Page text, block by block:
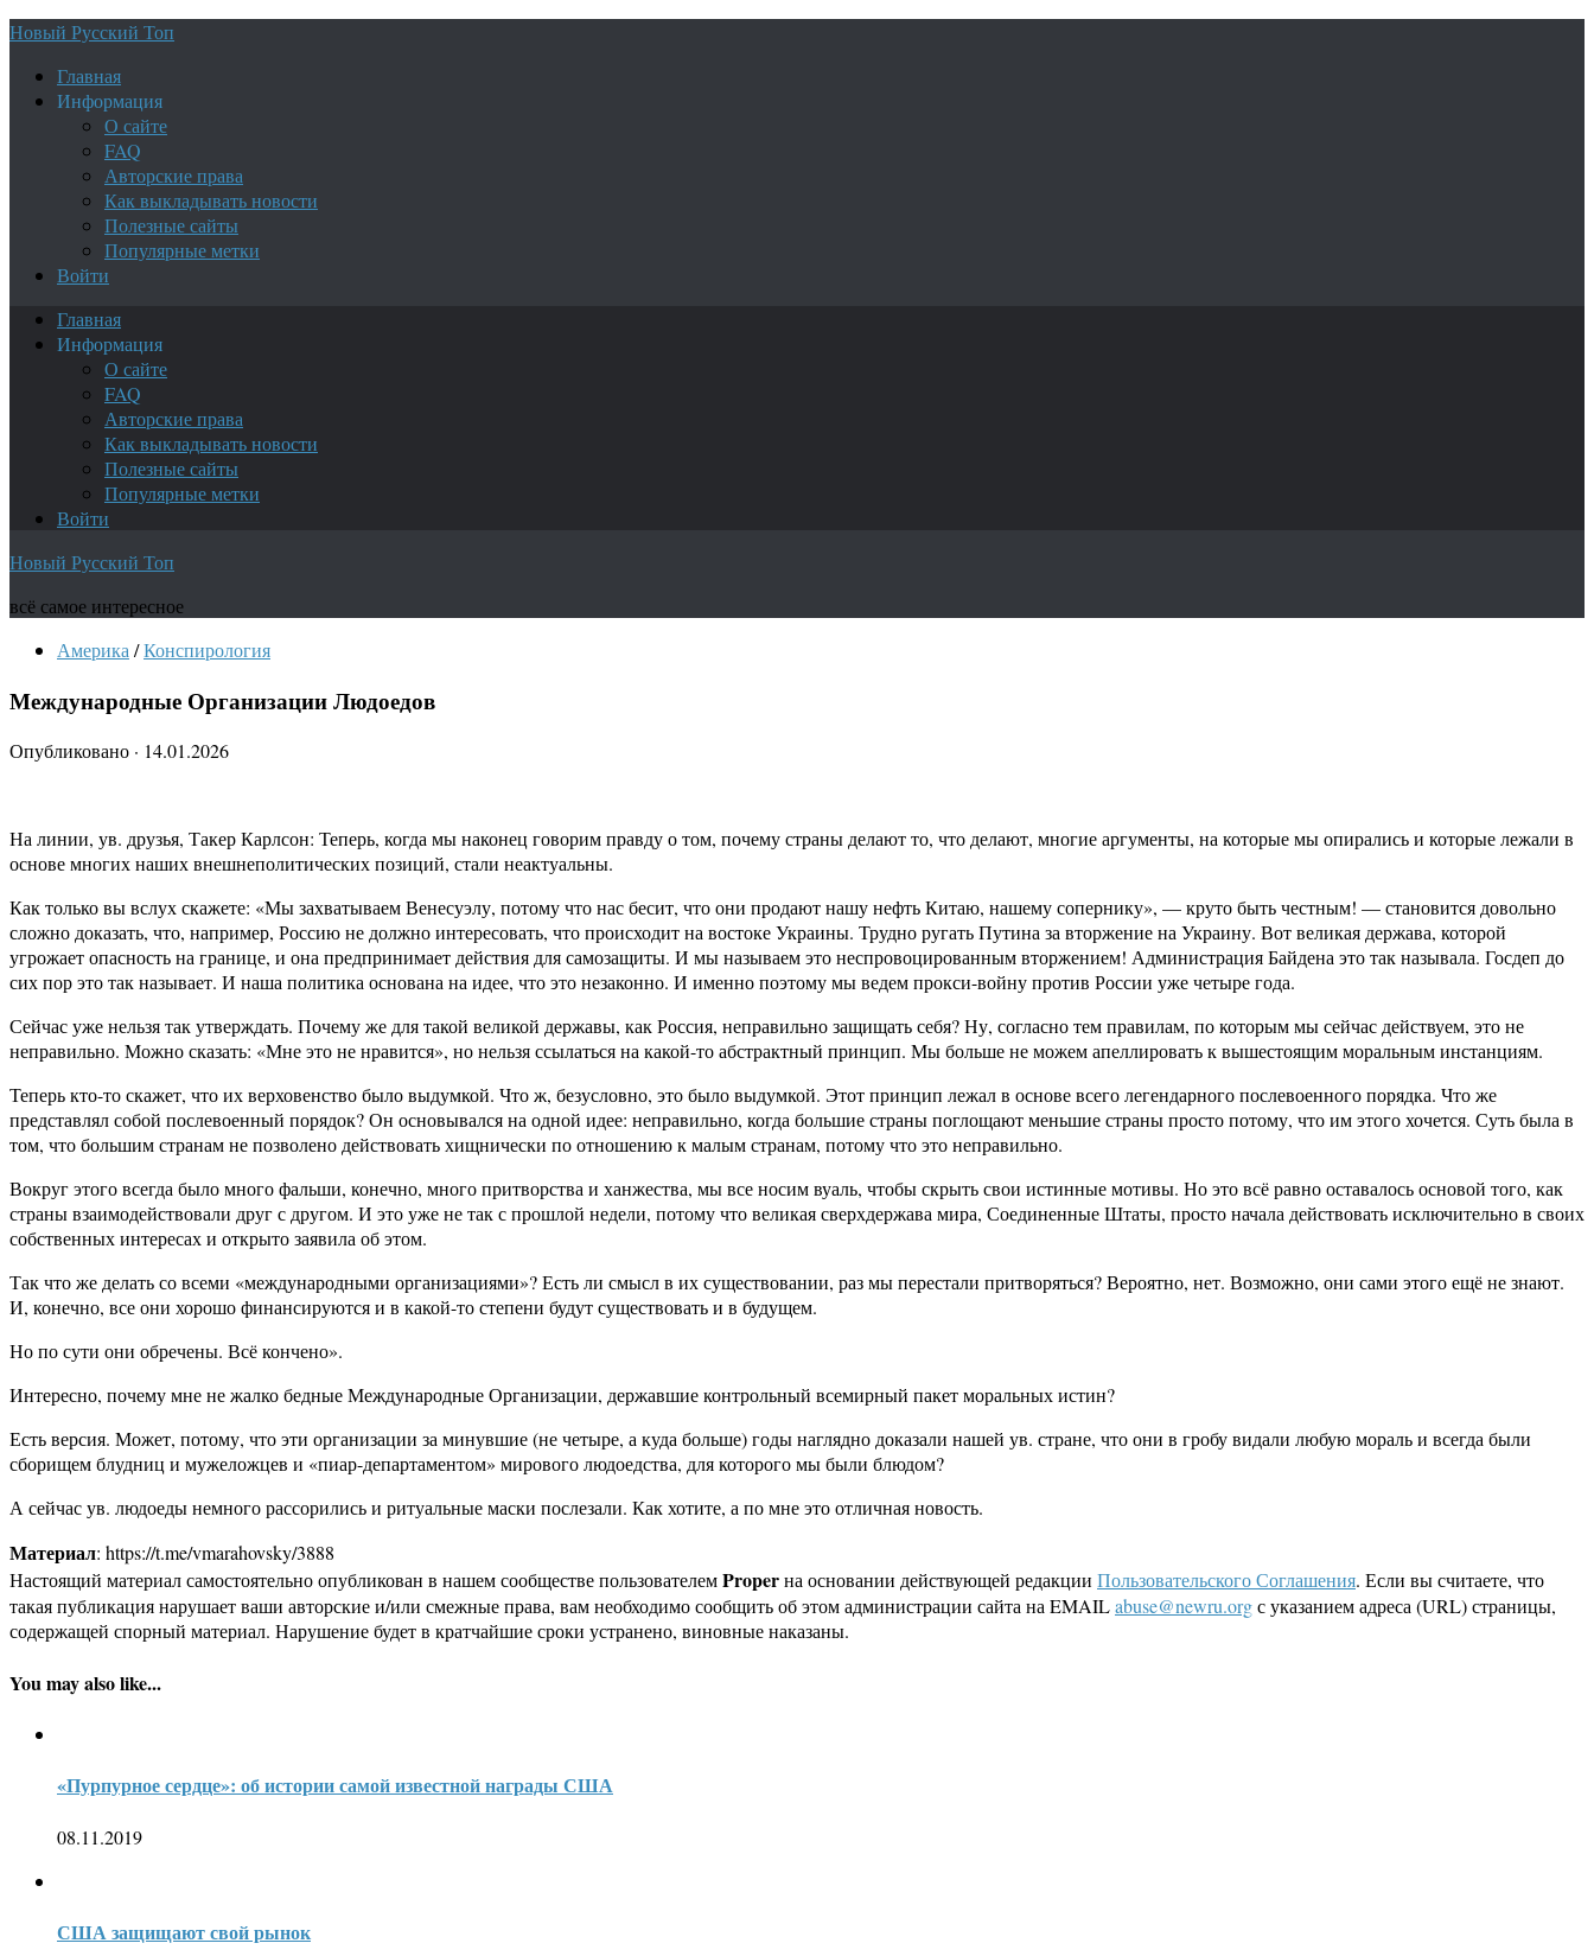
Новый Русский Топ
Главная
Информация
О сайте
FAQ
Авторские права
Как выкладывать новости
Полезные сайты
Популярные метки
Войти
Главная
Информация
О сайте
FAQ
Авторские права
Как выкладывать новости
Полезные сайты
Популярные метки
Войти
Новый Русский Топ
всё самое интересное
Америка /Конспирология
Международные Организации Людоедов
Опубликовано · 14.01.2026
На линии, ув. друзья, Такер Карлсон: Теперь, когда мы наконец говорим правду о том, почему страны делают то, что делают, многие аргументы, на которые мы опирались и которые лежали в
основе многих наших внешнеполитических позиций, стали неактуальны.
Как только вы вслух скажете: «Мы захватываем Венесуэлу, потому что нас бесит, что они продают нашу нефть Китаю, нашему сопернику», — круто быть честным! — становится довольно
сложно доказать, что, например, Россию не должно интересовать, что происходит на востоке Украины. Трудно ругать Путина за вторжение на Украину. Вот великая держава, которой
угрожает опасность на границе, и она предпринимает действия для самозащиты. И мы называем это неспровоцированным вторжением! Администрация Байдена это так называла. Госдеп до
сих пор это так называет. И наша политика основана на идее, что это незаконно. И именно поэтому мы ведем прокси-войну против России уже четыре года.
Сейчас уже нельзя так утверждать. Почему же для такой великой державы, как Россия, неправильно защищать себя? Ну, согласно тем правилам, по которым мы сейчас действуем, это не
неправильно. Можно сказать: «Мне это не нравится», но нельзя ссылаться на какой-то абстрактный принцип. Мы больше не можем апеллировать к вышестоящим моральным инстанциям.
Теперь кто-то скажет, что их верховенство было выдумкой. Что ж, безусловно, это было выдумкой. Этот принцип лежал в основе всего легендарного послевоенного порядка. Что же
представлял собой послевоенный порядок? Он основывался на одной идее: неправильно, когда большие страны поглощают меньшие страны просто потому, что им этого хочется. Суть была в
том, что большим странам не позволено действовать хищнически по отношению к малым странам, потому что это неправильно.
Вокруг этого всегда было много фальши, конечно, много притворства и ханжества, мы все носим вуаль, чтобы скрыть свои истинные мотивы. Но это всё равно оставалось основой того, как
страны взаимодействовали друг с другом. И это уже не так с прошлой недели, потому что великая сверхдержава мира, Соединенные Штаты, просто начала действовать исключительно в своих
собственных интересах и открыто заявила об этом.
Так что же делать со всеми «международными организациями»? Есть ли смысл в их существовании, раз мы перестали притворяться? Вероятно, нет. Возможно, они сами этого ещё не знают.
И, конечно, все они хорошо финансируются и в какой-то степени будут существовать и в будущем.
Но по сути они обречены. Всё кончено».
Интересно, почему мне не жалко бедные Международные Организации, державшие контрольный всемирный пакет моральных истин?
Есть версия. Может, потому, что эти организации за минувшие (не четыре, а куда больше) годы наглядно доказали нашей ув. стране, что они в гробу видали любую мораль и всегда были
сборищем блудниц и мужеложцев и «пиар-департаментом» мирового людоедства, для которого мы были блюдом?
А сейчас ув. людоеды немного рассорились и ритуальные маски послезали. Как хотите, а по мне это отличная новость.
Материал: https://t.me/vmarahovsky/3888
Настоящий материал самостоятельно опубликован в нашем сообществе пользователемProperна основании действующей редакции Пользовательского Соглашения. Если вы считаете, что
такая публикация нарушает ваши авторские и/или смежные права, вам необходимо сообщить об этом администрации сайта на EMAILabuse@newru.orgс указанием адреса (URL) страницы,
содержащей спорный материал. Нарушение будет в кратчайшие сроки устранено, виновные наказаны.
You may also like...
«Пурпурное сердце»: об истории самой известной награды США
08.11.2019
США защищают свой рынок